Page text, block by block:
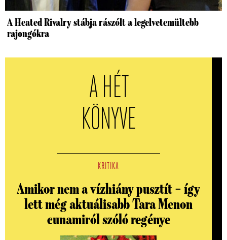
A Heated Rivalry stábja rászólt a legelvetemültebb
rajongókra
A HÉT
KÖNYVE
KRITIKA
Amikor nem a vízhiány pusztít – így
lett még aktuálisabb Tara Menon
cunamiról szóló regénye